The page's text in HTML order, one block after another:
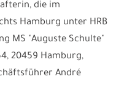
KG, Vorsetzen 54,
durch die
die im
Hamburg unter HRB
MS "Auguste Schulte"